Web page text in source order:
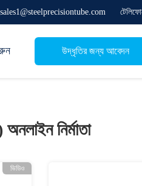
উদ্ধৃতির জন্য আবেদন
অনলাইন নির্মাতা
ভিডিও